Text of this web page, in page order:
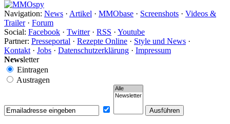
Navigation: News · Artikel · MMObase · Screenshots · Videos &
Trailer· Forum
Social: Facebook · Twitter· RSS · Youtube
Partner: Presseportal · Rezepte Online · Style und News ·
Kontakt · Jobs · Datenschutzerklärung · Impressum
Newsletter
Eintragen
Austragen